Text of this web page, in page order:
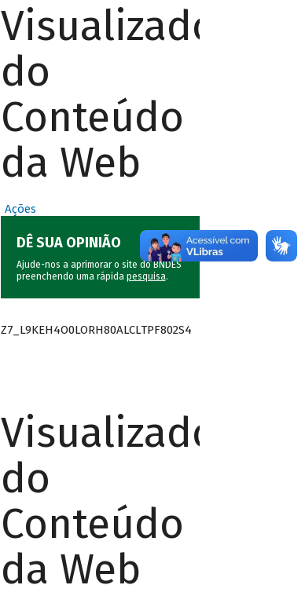
Visualizador
do
Conteúdo
da Web
Ações
DÊ SUA OPINIÃO
Ajude-nos a aprimorar o site do BNDES
preenchendo uma rápida pesquisa.
Z7_L9KEH4O0LORH80ALCLTPF802S4
Visualizador
do
Conteúdo
da Web